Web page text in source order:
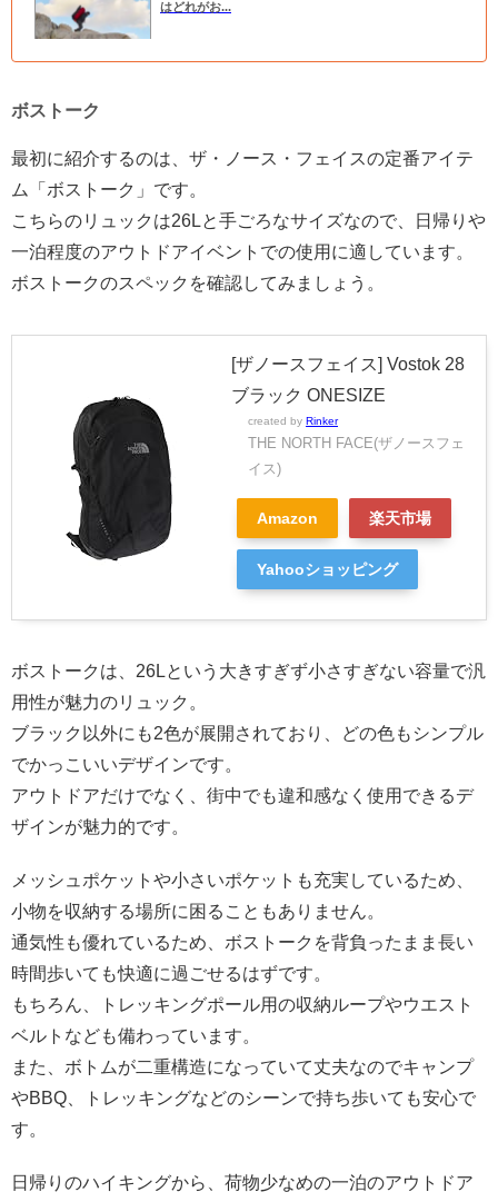
はどれがお...
ボストーク
最初に紹介するのは、ザ・ノース・フェイスの定番アイテ
ム「ボストーク」です。
こちらのリュックは26Lと手ごろなサイズなので、日帰りや
一泊程度のアウトドアイベントでの使用に適しています。
ボストークのスペックを確認してみましょう。
[ザノースフェイス] Vostok 28
ブラック ONESIZE
created by Rinker
THE NORTH FACE(ザノースフェ
イス)
Amazon 楽天市場
Yahooショッピング
ボストークは、26Lという大きすぎず小さすぎない容量で汎
用性が魅力のリュック。
ブラック以外にも2色が展開されており、どの色もシンプル
でかっこいいデザインです。
アウトドアだけでなく、街中でも違和感なく使用できるデ
ザインが魅力的です。
メッシュポケットや小さいポケットも充実しているため、
小物を収納する場所に困ることもありません。
通気性も優れているため、ボストークを背負ったまま長い
時間歩いても快適に過ごせるはずです。
もちろん、トレッキングポール用の収納ループやウエスト
ベルトなども備わっています。
また、ボトムが二重構造になっていて丈夫なのでキャンプ
やBBQ、トレッキングなどのシーンで持ち歩いても安心で
す。
日帰りのハイキングから、荷物少なめの一泊のアウトドア